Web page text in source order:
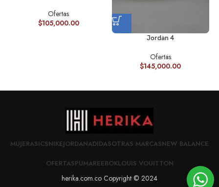
Ofertas
$105,000.00
Jordan 4
Ofertas
$145,000.00
MUJERASICSNIKEJORDANADIDASOTRAS MARCASNEW BALANCE
OFERTASPUMAREEBOKLOUIS VOUITTON
herika.com.co Copyright © 2024